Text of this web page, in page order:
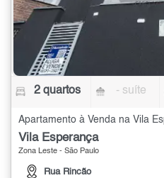
2 quartos - suíte
Apartamento à Venda na Vila
Vila Esperança
Zona Leste - São Paulo
Rua Rincão